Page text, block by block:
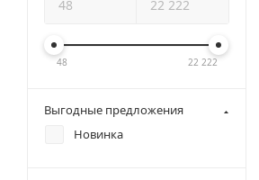
48 22 222
Выгодные предложения
Новинка